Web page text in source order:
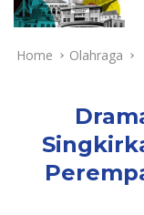
Home Olahraga